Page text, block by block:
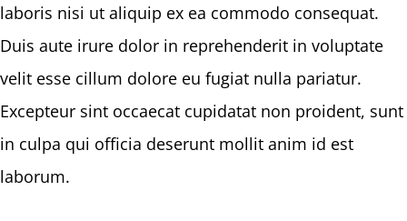
laboris nisi ut aliquip ex ea commodo consequat.
Duis aute irure dolor in reprehenderit in voluptate
velit esse cillum dolore eu fugiat nulla pariatur.
Excepteur sint occaecat cupidatat non proident, sunt
in culpa qui officia deserunt mollit anim id est
laborum.